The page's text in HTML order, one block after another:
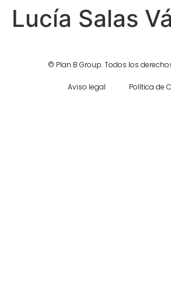
Lucía Salas
© Plan B Group.Todos los
Aviso legal Política de